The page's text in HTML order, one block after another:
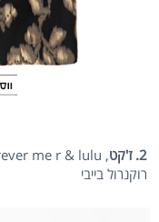
2. ז'קט , forever me r & lulu ל-
רוקנרול בייבי